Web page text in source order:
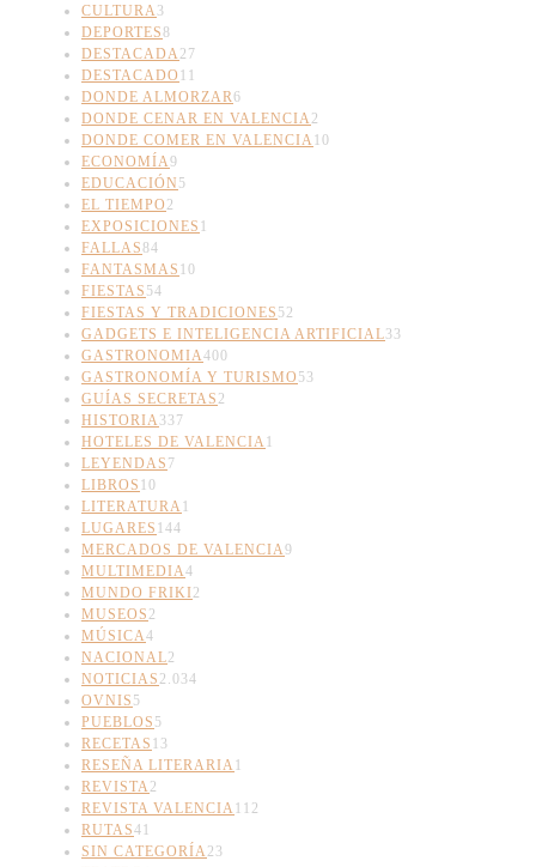
CULTURA 3
DEPORTES8
DESTACADA 27
DESTACADO 11
DONDE ALMORZAR6
DONDE CENAR EN VALENCIA 2
DONDE COMER EN VALENCIA 10
ECONOMÍA9
EDUCACIÓN 5
EL TIEMPO 2
EXPOSICIONES 1
FALLAS84
FANTASMAS 10
FIESTAS 54
FIESTAS Y TRADICIONES 52
GADGETS E INTELIGENCIA ARTIFICIAL33
GASTRONOMIA400
GASTRONOMÍA Y TURISMO 53
GUÍAS SECRETAS 2
HISTORIA 337
HOTELES DE VALENCIA 1
LEYENDAS 7
LIBROS 10
LITERATURA 1
LUGARES 144
MERCADOS DE VALENCIA9
MULTIMEDIA4
MUNDO FRIKI2
MUSEOS 2
MÚSICA4
NACIONAL2
NOTICIAS 2.034
OVNIS 5
PUEBLOS 5
RECETAS 13
RESEÑA LITERARIA 1
REVISTA 2
REVISTA VALENCIA 112
RUTAS41
SIN CATEGORÍA 23